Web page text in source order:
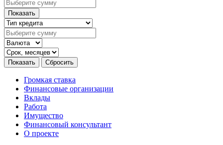
Громкая ставка
Финансовые организации
Вклады
Работа
Имущество
Финансовый консультант
О проекте